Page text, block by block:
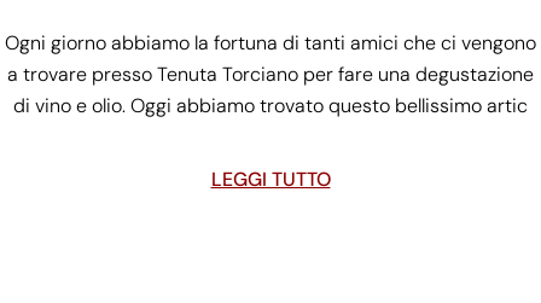
Ogni giorno abbiamo la fortuna di tanti amici che ci vengono
a trovare presso Tenuta Torciano per fare una degustazione
di vino e olio. Oggi abbiamo trovato questo bellissimo artic
LEGGI TUTTO